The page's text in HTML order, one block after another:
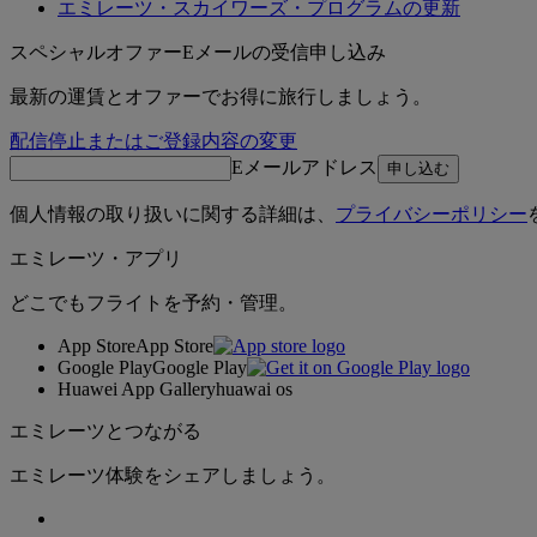
エミレーツ・スカイワーズ・プログラムの更新
スペシャルオファーEメールの受信申し込み
最新の運賃とオファーでお得に旅行しましょう。
配信停止またはご登録内容の変更
Eメールアドレス
申し込む
個人情報の取り扱いに関する詳細は、 プライバシーポリシー
エミレーツ・アプリ
どこでもフライトを予約・管理。
App StoreApp Store
Google PlayGoogle Play
Huawei App Galleryhuawai os
エミレーツとつながる
エミレーツ体験をシェアしましょう。